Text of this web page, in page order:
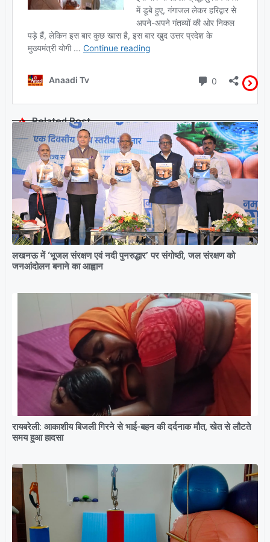
Related Post
लखनऊ में ‘भूजल संरक्षण एवं नदी पुनरुद्धार’ पर संगोष्ठी, जल संरक्षण को
जनआंदोलन बनाने का आह्वान
रायबरेली: आकाशीय बिजली गिरने से भाई-बहन की दर्दनाक मौत, खेत से लौटते
समय हुआ हादसा